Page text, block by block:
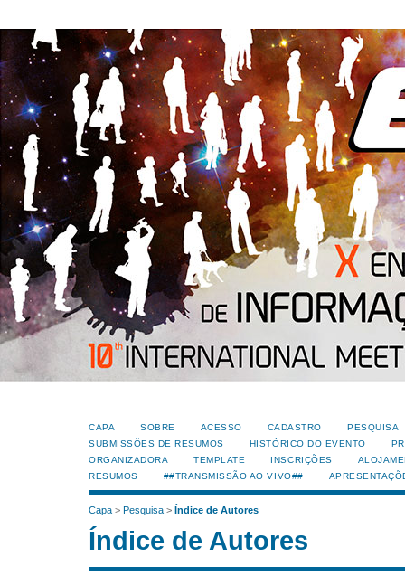
CAPA SOBRE ACESSO CADASTRO
PESQUISA
SUBMISSÕES DE RESUMOS
HISTÓRICO DO EVENTO
ORGANIZADORA
TEMPLATE INSCRIÇÕES
RESUMOS
##TRANSMISSÃO AO VIVO##
Capa > Pesquisa > Índice de Autores
Índice de Autores